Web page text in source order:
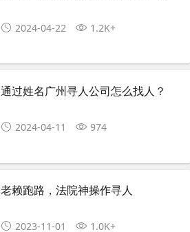
2024-04-22 1.2K+
通过姓名广州寻人公司怎么找人？
2024-04-11 974
老赖跑路，法院神操作寻人
2023-11-01 1.0K+